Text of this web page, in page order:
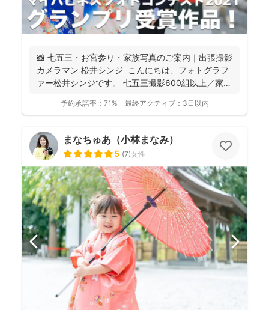
📸 七五三・お宮参り・家族写真のご案内｜出張撮影
カメラマン 松井シンジ こんにちは、フォトグラフ
ァー松井シンジです。 七五三撮影600組以上／家
予約承諾率： 71% 最終アクティブ： 3日以内
まなちゅあ（小林まなみ）
5 (7)女性